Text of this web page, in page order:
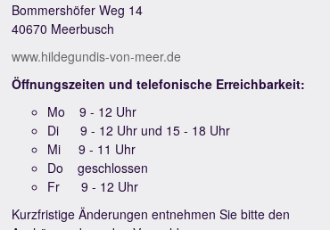
Bommershöfer Weg 14
40670 Meerbusch
www.hildegundis-von-meer.de
Öffnungszeiten und telefonische Erreichbarkeit:
Mo 9 - 12 Uhr
Di 9 - 12 Uhr und 15 - 18 Uhr
Mi 9 - 11 Uhr
Do geschlossen
Fr 9 - 12 Uhr
Kurzfristige Änderungen entnehmen Sie bitte den